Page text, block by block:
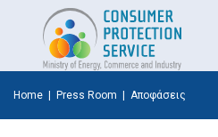
Home Press Room Αποφάσεις